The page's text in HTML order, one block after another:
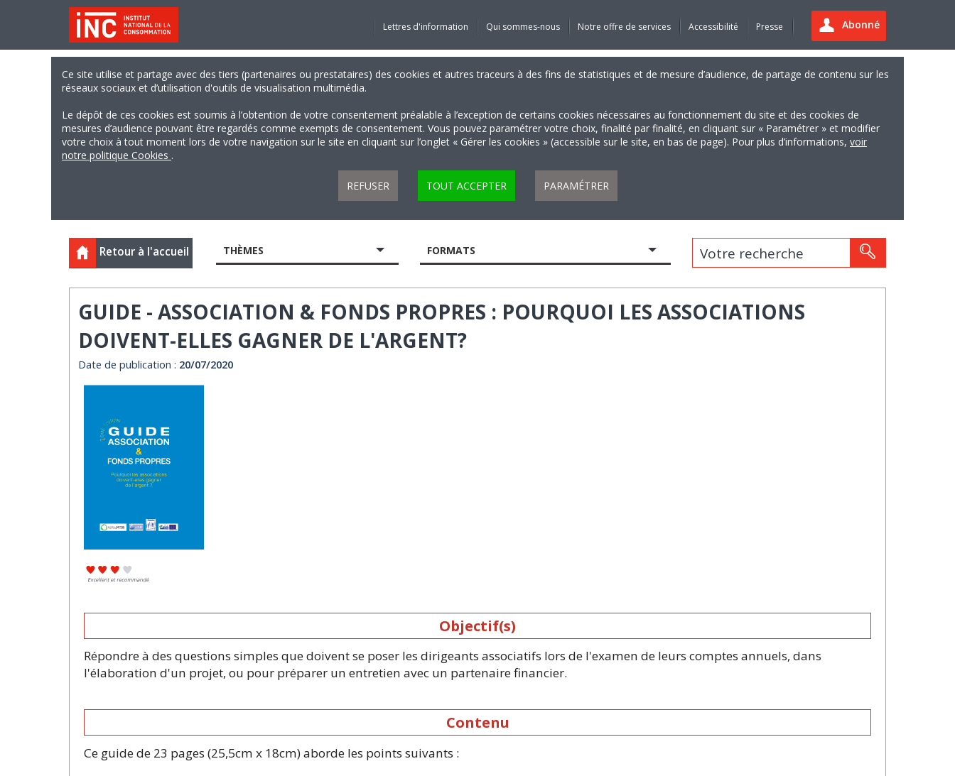
Abonné
Lettres d'information Qui sommes-nous Notre offre de services Accessibilité Presse
Ce site utilise et partage avec des tiers (partenaires ou prestataires) des cookies et autres traceurs à des fins de statistiques et de mesure d’audience, de partage de contenu sur les
réseaux sociaux et d’utilisation d'outils de visualisation multimédia.
Le dépôt de ces cookies est soumis à l’obtention de votre consentement préalable à l’exception de certains cookies nécessaires au fonctionnement du site et des cookies de
mesures d’audience pouvant être regardés comme exempts de consentement. Vous pouvez paramétrer votre choix, finalité par finalité, en cliquant sur « Paramétrer » et modifier
votre choix à tout moment lors de votre navigation sur le site en cliquant sur l’onglet « Gérer les cookies » (accessible sur le site, en bas de page). Pour plus d’informations, voir
notre politique Cookies .
REFUSER TOUT ACCEPTER PARAMÉTRER
Retour à l'accueil THÈMES FORMATS Votre recherche
GUIDE - ASSOCIATION & FONDS PROPRES : POURQUOI LES ASSOCIATIONS
DOIVENT-ELLES GAGNER DE L'ARGENT?
Date de publication : 20/07/2020
Objectif(s)
Répondre à des questions simples que doivent se poser les dirigeants associatifs lors de l'examen de leurs comptes annuels, dans
l'élaboration d'un projet, ou pour préparer un entretien avec un partenaire financier.
Contenu
Ce guide de 23 pages (25,5cm x 18cm) aborde les points suivants :